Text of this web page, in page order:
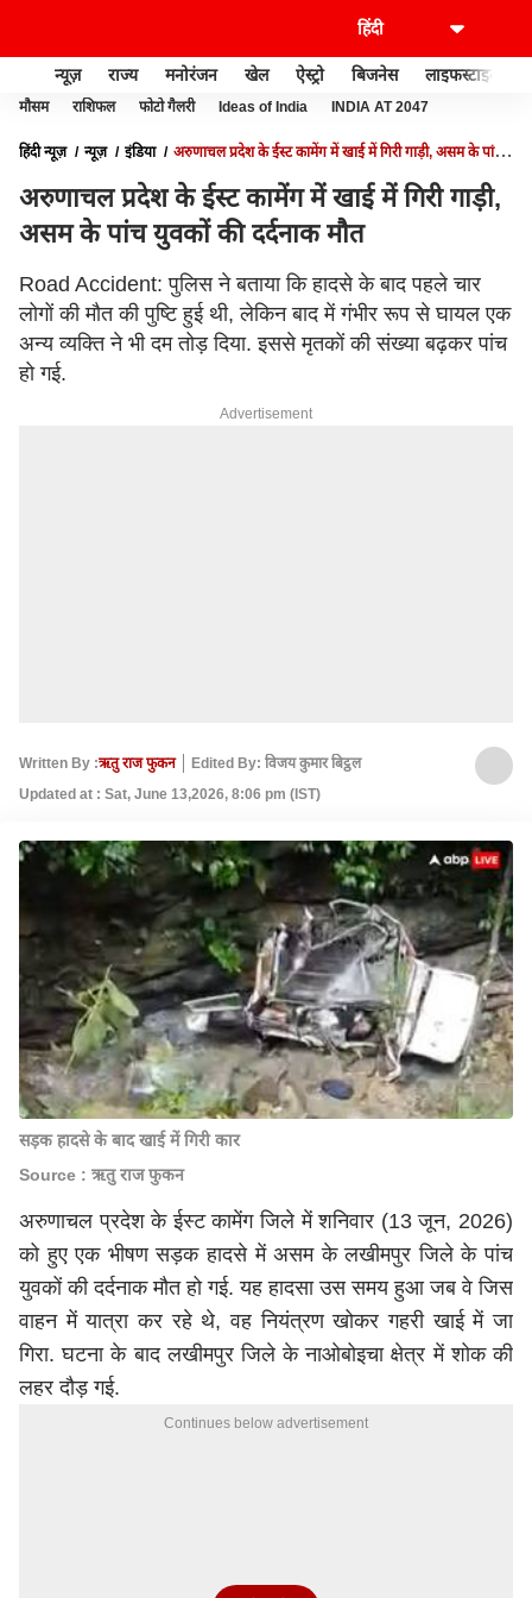
न्यूज़ राज्य मनोरंजन खेल ऐस्ट्रो बिजनेस लाइफस्टाइल
मौसम राशिफल फोटो गैलरी Ideas of India INDIA AT 2047
हिंदी न्यूज़ न्यूज़ इंडिया
अरुणाचल प्रदेश के ईस्ट कामेंग में खाई में गिरी गाड़ी, असम के पांच
अरुणाचल प्रदेश के ईस्ट कामेंग में खाई में गिरी गाड़ी,
असम के पांच युवकों की दर्दनाक मौत
Road Accident: पुलिस ने बताया कि हादसे के बाद पहले चार
लोगों की मौत की पुष्टि हुई थी, लेकिन बाद में गंभीर रूप से घायल एक
अन्य व्यक्ति ने भी दम तोड़ दिया. इससे मृतकों की संख्या बढ़कर पांच
हो गई.
Advertisement
Written By :ऋतु राज फुकन
Edited By: विजय कुमार बिट्ठल
Updated at : Sat, June 13,2026, 8:06 pm (IST)
सड़क हादसे के बाद खाई में गिरी कार
Source : ऋतु राज फुकन
अरुणाचल प्रदेश के ईस्ट कामेंग जिले में शनिवार (13 जून, 2026)
को हुए एक भीषण सड़क हादसे में असम के लखीमपुर जिले के पांच
युवकों की दर्दनाक मौत हो गई. यह हादसा उस समय हुआ जब वे जिस
वाहन में यात्रा कर रहे थे, वह नियंत्रण खोकर गहरी खाई में जा
गिरा. घटना के बाद लखीमपुर जिले के नाओबोइचा क्षेत्र में शोक की
लहर दौड़ गई.
Continues below advertisement